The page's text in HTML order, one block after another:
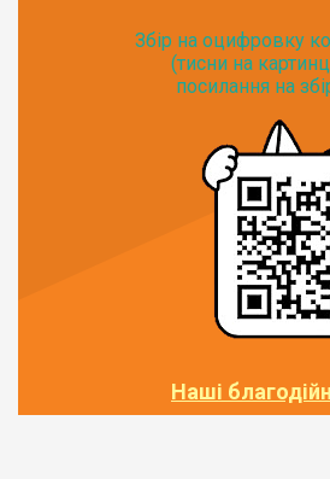
Збір на оцифровку
(тисни на
посилання на
Наші